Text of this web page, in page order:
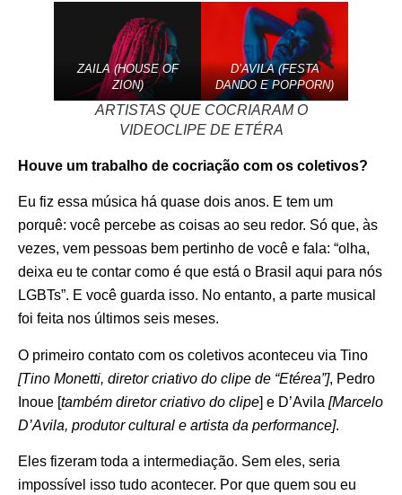
ZAILA (HOUSE OF
ZION)
D’AVILA (FESTA
DANDO E POPPORN)
ARTISTAS QUE COCRIARAM O
VIDEOCLIPE DE ETÉRA
Houve um trabalho de cocriação com os coletivos?
Eu fiz essa música há quase dois anos. E tem um
porquê: você percebe as coisas ao seu redor. Só que, às
vezes, vem pessoas bem pertinho de você e fala: “olha,
deixa eu te contar como é que está o Brasil aqui para nós
LGBTs”. E você guarda isso. No entanto, a parte musical
foi feita nos últimos seis meses.
O primeiro contato com os coletivos aconteceu via Tino
[Tino Monetti, diretor criativo do clipe de “Etérea”], Pedro
Inoue [também diretor criativo do clipe] e D’Avila [Marcelo
D’Avila, produtor cultural e artista da performance].
Eles fizeram toda a intermediação. Sem eles, seria
impossível isso tudo acontecer. Por que quem sou eu